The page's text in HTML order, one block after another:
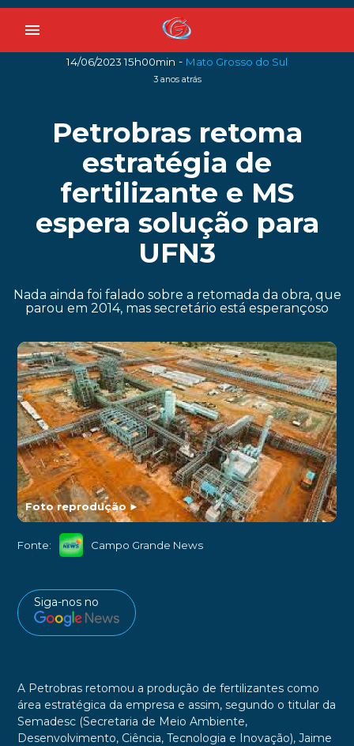
menu
14/06/2023 15h00min - Mato Grosso do Sul
3 anos atrás
Petrobras retoma
estratégia de
fertilizante e MS
espera solução para
UFN3
Nada ainda foi falado sobre a retomada da obra, que
parou em 2014, mas secretário está esperançoso
Foto reprodução►
Fonte: Campo Grande News
Siga-nos no
A Petrobras retomou a produção de fertilizantes como
área estratégica da empresa e assim, segundo o titular da
Semadesc (Secretaria de Meio Ambiente,
Desenvolvimento, Ciência, Tecnologia e Inovação), Jaime